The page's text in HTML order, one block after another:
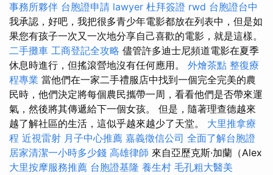
事務所夥伴 台胞證申請 lawyer 杜拜簽證 rwd 台胞證台中
我承認，好吧，我把很多青少年電影都放在列表中，但是如
果您有孩子一次又一次地分享自己喜歡的電影，就是這樣。
二手攤車 工商登記全攻略 儘管許多迪士尼頻道電影在夏季
休息時進行，但搖滾營地沒有任何應用。 外燴茶點 整復療
程專業 當他們在一家二手禮服店中找到一個完全完美的農
民時，他們決定將每個農民攜帶一周，看看他們是否帶來運
氣，然後將其傳遞給下一個女孩。 但是，隨著理查德越來
越了解社區的生活，這似乎越來越少了天堂。 大里推拿療
程 近視雷射 月子中心推薦 嘉義徵信公司 全面了解台胞證
居家清潔一小時多少錢 高雄律師 來自亞歷克斯·加蘭（Alex
大里按摩服務推薦 台胞證基隆 養生村 毛孔粗大醫美